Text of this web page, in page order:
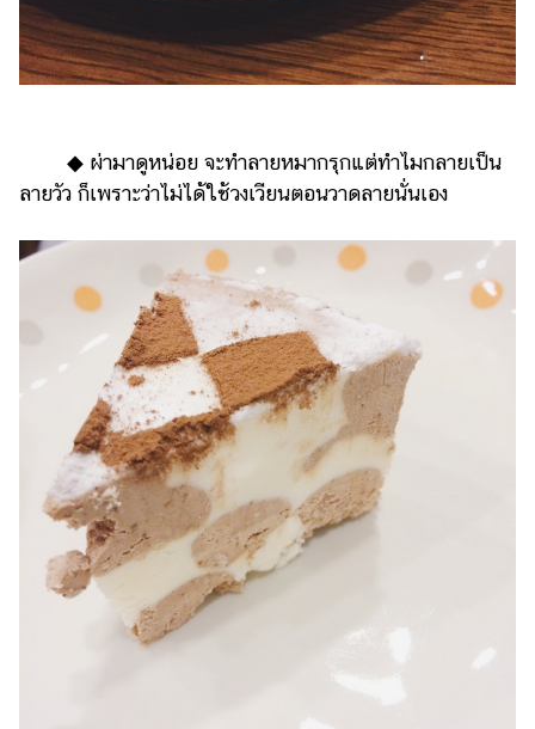
◆ ผ่ามาดูหน่อย จะทำลายหมากรุกแต่ทำไมกลายเป็น
ลายวัว ก็เพราะว่าไม่ได้ใช้วงเวียนตอนวาดลายนั่นเอง